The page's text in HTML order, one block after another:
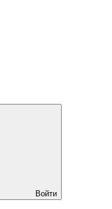
Войти